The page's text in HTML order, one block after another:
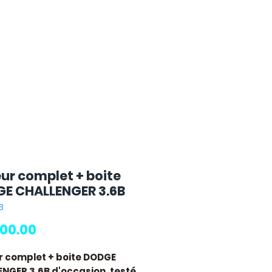
complet + boite
CHALLENGER 3.6B
complet + boite DODGE